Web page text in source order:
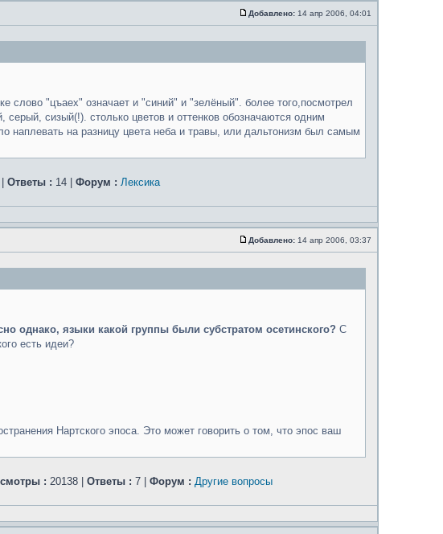
Добавлено: 14 апр 2006, 04:01
слово "цъаех" означает и "синий" и "зелёный". более того,посмотрел
сизый(!). столько цветов и оттенков обозначаются одним
на разницу цвета неба и травы, или дальтонизм был самым
Ответы : 14 | Форум : Лексика
Добавлено: 14 апр 2006, 03:37
однако, языки какой группы были субстратом осетинского? С
есть идеи?
Нартского эпоса. Это может говорить о том, что эпос ваш
: 20138 | Ответы : 7 | Форум : Другие вопросы